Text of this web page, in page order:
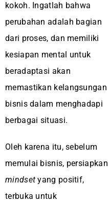
kokoh. Ingatlah bahwa
perubahan adalah bagian
dari proses, dan memiliki
kesiapan mental untuk
beradaptasi akan
memastikan kelangsungan
bisnis dalam menghadapi
berbagai situasi.
Oleh karena itu, sebelum
memulai bisnis, persiapkan
mindsetyang positif,
terbuka untuk